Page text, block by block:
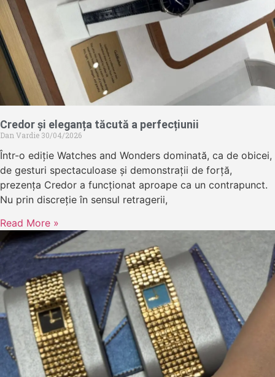
Credor și eleganța tăcută a perfecțiunii
Dan Vardie 30/04/2026
Într-o ediție Watches and Wonders dominată, ca de obicei,
de gesturi spectaculoase și demonstrații de forță,
prezența Credor a funcționat aproape ca un contrapunct.
Nu prin discreție în sensul retragerii,
Read More »